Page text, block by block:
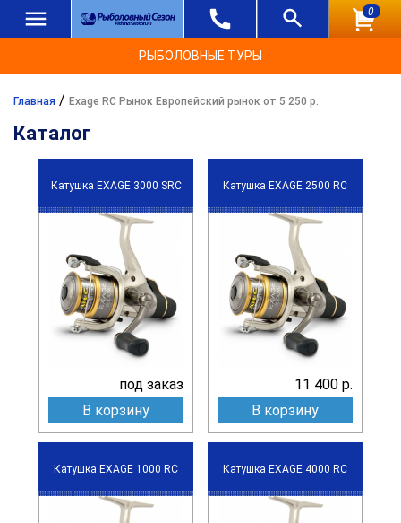
0
РЫБОЛОВНЫЕ ТУРЫ
Главная / Exage RC Рынок Европейский рынок от 5 250 р.
Каталог
Катушка EXAGE 3000 SRC
под заказ
В корзину
Катушка EXAGE 2500 RC
11 400 р.
В корзину
Катушка EXAGE 1000 RC Катушка EXAGE 4000 RC